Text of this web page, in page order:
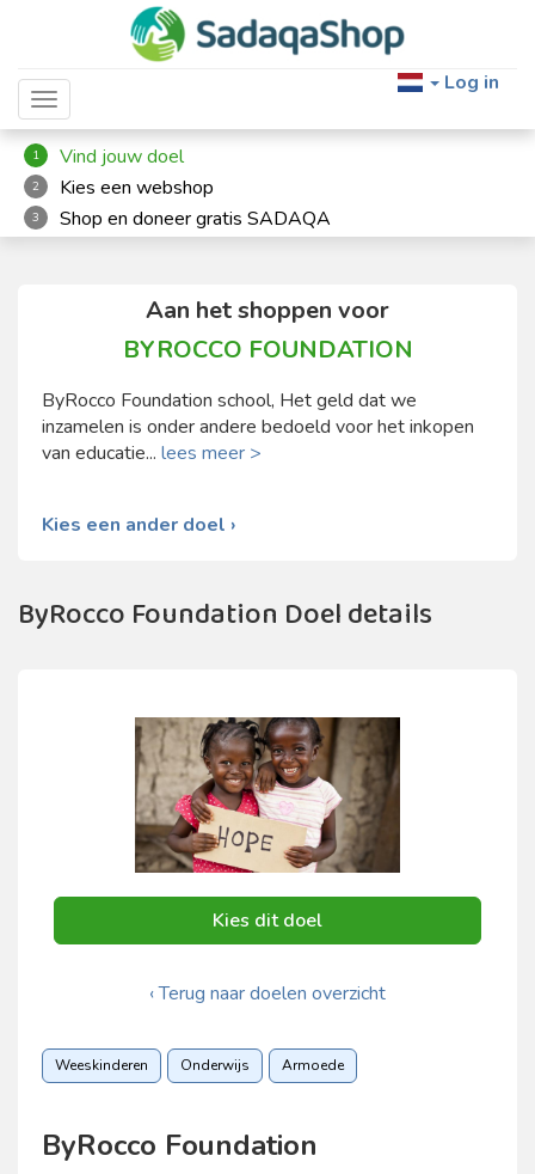
Toggle navigation
Log in
1 Vind jouw doel
2 Kies een webshop
3 Shop en doneer gratis SADAQA
Aan het shoppen voor
BYROCCO FOUNDATION
ByRocco Foundation school, Het geld dat we
inzamelen is onder andere bedoeld voor het inkopen
van educatie... lees meer >
Kies een ander doel ›
ByRocco Foundation Doel details
Kies dit doel
‹ Terug naar doelen overzicht
Weeskinderen Onderwijs Armoede
ByRocco Foundation